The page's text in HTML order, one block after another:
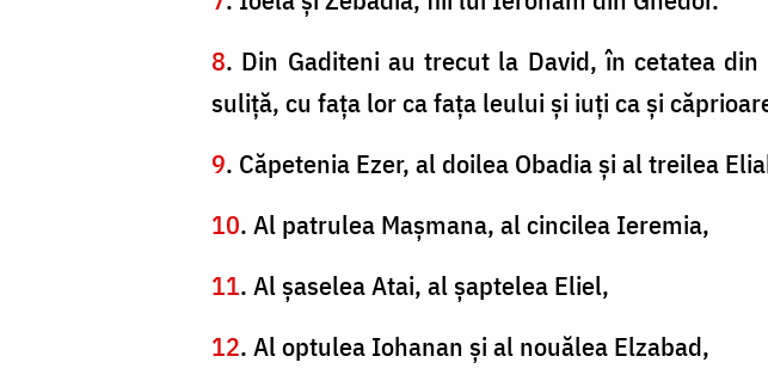
8. Din Gaditeni au trecut la David, în cetatea
suliţă, cu faţa lor ca faţa leului şi iuţi ca şi
9. Căpetenia Ezer, al doilea Obadia şi al treilea
10. Al patrulea Maşmana, al cincilea Ieremia,
11. Al şaselea Atai, al şaptelea Eliel,
12. Al optulea Iohanan şi al nouălea Elzabad,